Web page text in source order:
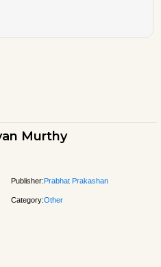
Murthy
Publisher:Prabhat Prakashan
Category:Other